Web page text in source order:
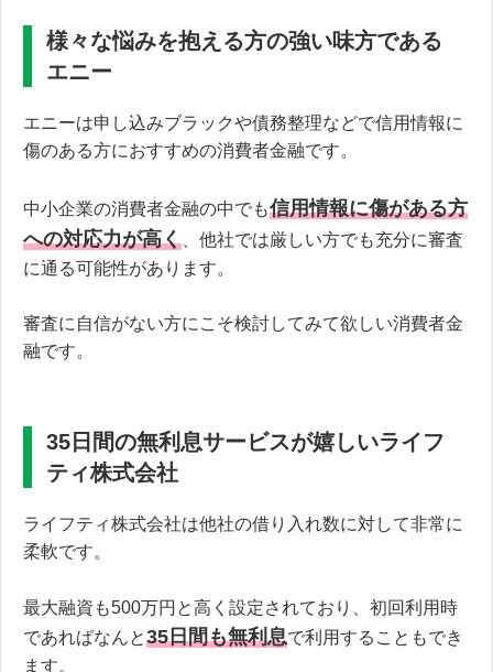
様々な悩みを抱える方の強い味方である
エニー
エニーは申し込みブラックや債務整理などで信用情報に
傷のある方におすすめの消費者金融です。
中小企業の消費者金融の中でも信用情報に傷がある方
への対応力が高く 、他社では厳しい方でも充分に審査
に通る可能性があります。
審査に自信がない方にこそ検討してみて欲しい消費者金
融です。
35日間の無利息サービスが嬉しいライフ
ティ株式会社
ライフティ株式会社は他社の借り入れ数に対して非常に
柔軟です。
最大融資も500万円と高く設定されており、初回利用時
であればなんと35日間も無利息で利用することもでき
ます。